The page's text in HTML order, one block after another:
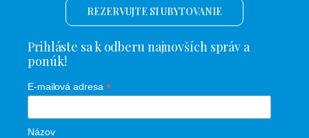
REZERVUJTE SI UBYTOVANIE
Prihláste sa k odberu najnovších správ a
ponúk!
E-mailová adresa*
Názov